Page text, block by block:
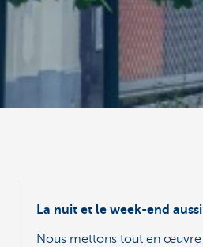
La nuit et le week-end aussi
Nous mettons tout en